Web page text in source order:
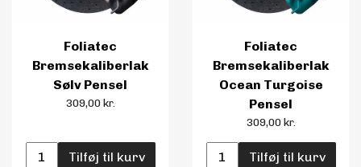
Foliatec
Bremsekaliberlak
Sølv Pensel
309,00 kr.
Tilføj til kurv
Foliatec
Bremsekaliberlak
Ocean Turgoise
Pensel
309,00 kr.
Tilføj til kurv